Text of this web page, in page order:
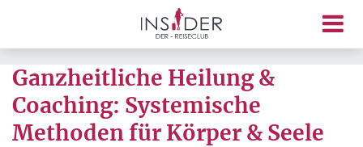
Ganzheitliche Heilung &
Coaching: Systemische
Methoden für Körper & Seele